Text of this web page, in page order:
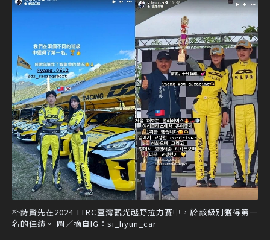
朴詩賢先在2024 TTRC臺灣觀光越野拉力賽中，於該級別獲得第一
名的佳績。 圖／摘自IG：si_hyun_car